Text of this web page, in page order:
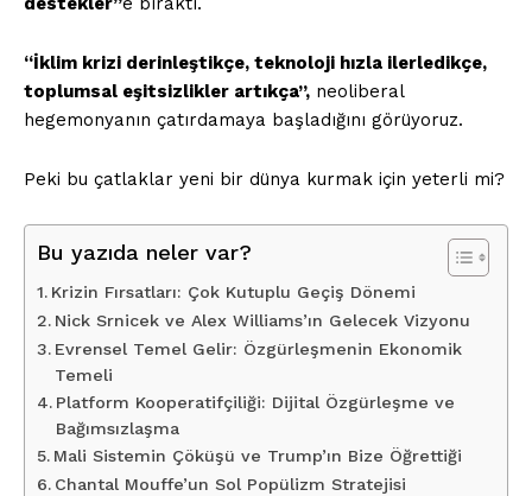
“İklim krizi derinleştikçe, teknoloji hızla ilerledikçe,
toplumsal eşitsizlikler artıkça”, neoliberal
hegemonyanın çatırdamaya başladığını görüyoruz.
Peki bu çatlaklar yeni bir dünya kurmak için yeterli mi?
Bu yazıda neler var?
Krizin Fırsatları: Çok Kutuplu Geçiş Dönemi
Nick Srnicek ve Alex Williams’ın Gelecek Vizyonu
Evrensel Temel Gelir: Özgürleşmenin Ekonomik
Temeli
Platform Kooperatifçiliği: Dijital Özgürleşme ve
Bağımsızlaşma
Mali Sistemin Çöküşü ve Trump’ın Bize Öğrettiği
Chantal Mouffe’un Sol Popülizm Stratejisi